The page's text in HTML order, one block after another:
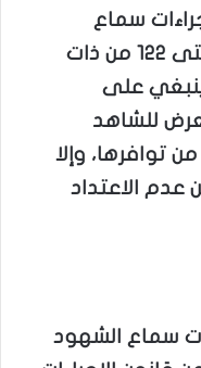
سماع
الشهود في المواد من 110 حتى 122 من ذات
ينبغي على
للشاهد
توافرها، وإلا
عدم الاعتداد
سماع الشهود